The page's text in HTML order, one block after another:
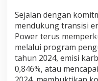
Sejalan dengan
mendukung transisi
Power terus
melalui program
tahun 2024, emisi
0,846%, atau